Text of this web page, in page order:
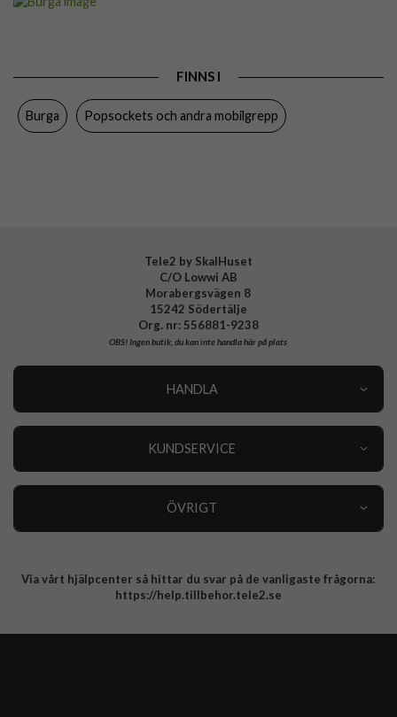
Tillverkarens art nr
FINNS I
Burga Popsockets och andra mobilgrepp
Tele2 by SkalHuset
C/O Lowwi AB
Morabergsvägen 8
15242 Södertälje
Org. nr: 556881-9238
OBS!Ingen butik, du kan inte handla här på plats
HANDLA
KUNDSERVICE
ÖVRIGT
Integritetspolicy
Via vårt hjälpcenter så hittar du svar på de vanligaste frågorna:
https://help.tillbehor.tele2.se